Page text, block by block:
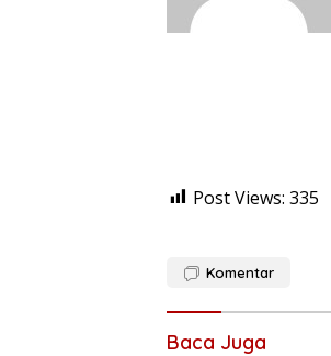
Post Views: 335
Komentar
Baca Juga